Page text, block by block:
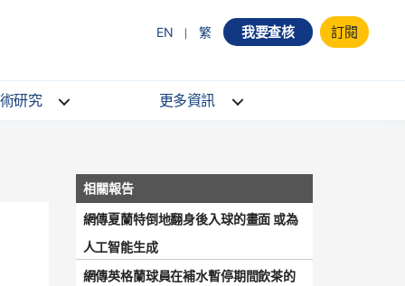
EN 繁 我要查核 訂閱
研究 更多資訊
網傳夏蘭特倒地翻身後入球的畫面 或為
人工智能生成
網傳英格蘭球員在補水暫停期間飲茶的